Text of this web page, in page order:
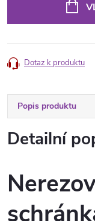
Dotaz k produktu
Popis produktu
Detailní